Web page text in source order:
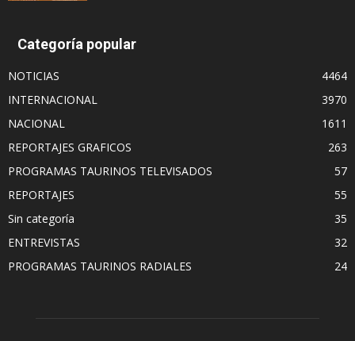
Categoría popular
NOTICIAS
4464
INTERNACIONAL
3970
NACIONAL
1611
REPORTAJES GRAFICOS
263
PROGRAMAS TAURINOS TELEVISADOS
57
REPORTAJES
55
Sin categoría
35
ENTREVISTAS
32
PROGRAMAS TAURINOS RADIALES
24